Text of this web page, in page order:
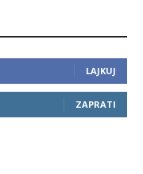
LAJKUJ
ZAPRATI